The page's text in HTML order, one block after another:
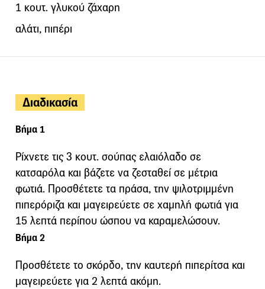
1 κουτ. γλυκού ζάχαρη
αλάτι, πιπέρι
Διαδικασία
Βήμα 1
Ρίχνετε τις 3 κουτ. σούπας ελαιόλαδο σε
κατσαρόλα και βάζετε να ζεσταθεί σε μέτρια
φωτιά. Προσθέτετε τα πράσα, την ψιλοτριμμένη
πιπερόριζα και μαγειρεύετε σε χαμηλή φωτιά για
15 λεπτά περίπου ώσπου να καραμελώσουν.
Βήμα 2
Προσθέτετε το σκόρδο, την καυτερή πιπερίτσα και
μαγειρεύετε για 2 λεπτά ακόμη.